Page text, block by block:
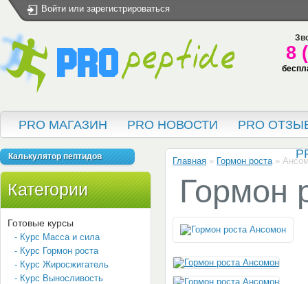
Войти или зарегистрироваться
8
PRO МАГАЗИН PRO НОВОСТИ PRO
Калькулятор пептидов
Категории
Готовые курсы
- Курс Масса и сила
- Курс Гормон роста
- Курс Жиросжигатель
- Курс Выносливость
Главная » Гормон роста»
Гормон